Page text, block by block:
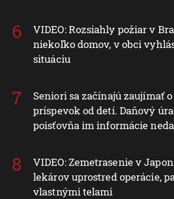
VIDEO: Rozsiahly požiar v
niekoľko domov, v obci
situáciu
Seniori sa začínajú zaujímať
príspevok od detí. Daňový
poisťovňa im informácie
VIDEO: Zemetrasenie v
lekárov uprostred operácie,
vlastnými telami